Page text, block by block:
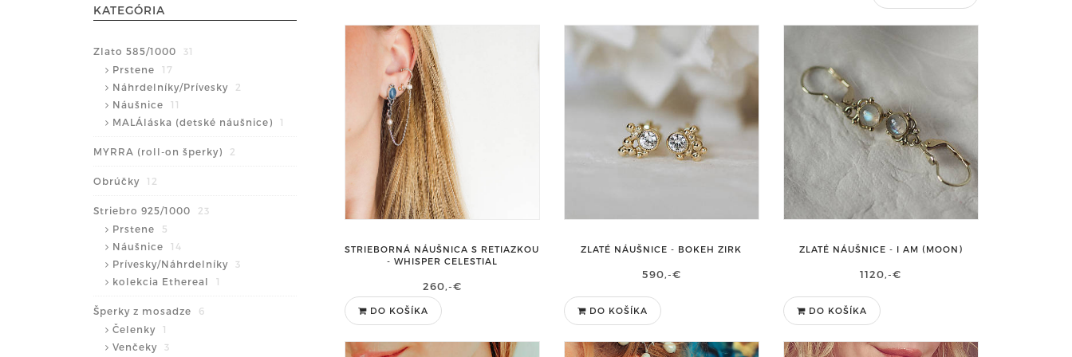
KATEGÓRIA
Zlato 585/1000
31
Prstene
17
Náhrdelníky/Prívesky
2
Náušnice
11
MALÁláska (detské náušnice)
1
MYRRA (roll-on šperky) 2
Obrúčky 12
Striebro 925/1000
23
Prstene
5
Náušnice
14
Prívesky/Náhrdelníky
3
kolekcia Ethereal
1
Šperky z mosadze
6
Čelenky
1
Venčeky
3
STRIEBORNÁ NÁUŠNICA S RETIAZKOU
- WHISPER CELESTIAL
260,-€
DO KOŠÍKA
ZLATÉ NÁUŠNICE - BOKEH ZIRK
590,-€
DO KOŠÍKA
ZLATÉ NÁUŠNICE - I AM (MOON)
1120,-€
DO KOŠÍKA